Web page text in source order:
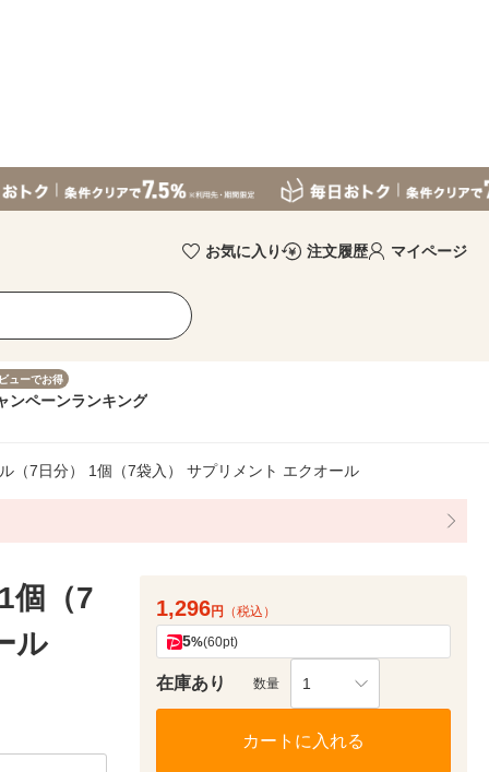
お気に入り 注文履歴 マイページ
ューでお得
ンペーンランキング
（7日分） 1個（7袋入） サプリメント エクオール
個（7
ル
1,296円 （税込）
5%(60pt)
在庫あり 数量 1
カートに入れる